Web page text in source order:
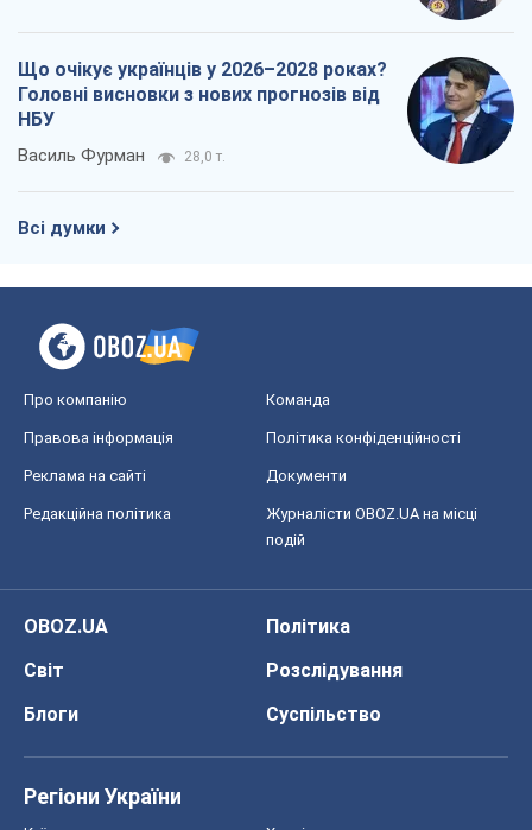
Що очікує українців у 2026–2028 роках?
Головні висновки з нових прогнозів від
НБУ
Василь Фурман 28,0 т.
Всі думки
Про компанію Команда
Правова інформація Політика конфіденційності
Реклама на сайті Документи
Редакційна політика
Журналісти OBOZ.UA на місці
подій
OBOZ.UA
Політика
Світ
Розслідування
Блоги
Суспільство
Регіони України